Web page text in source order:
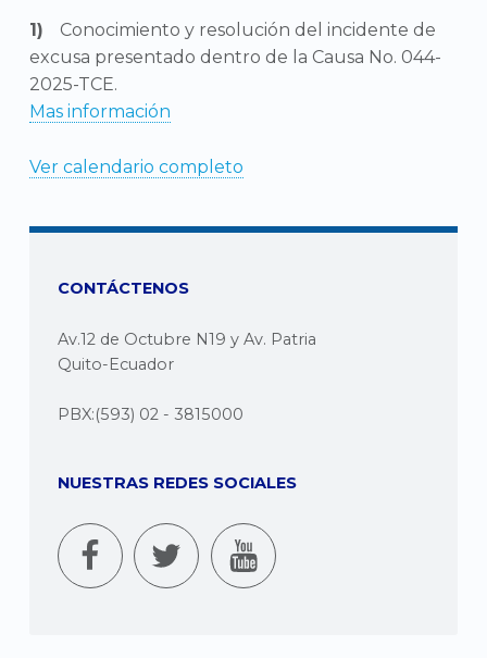
Conocimiento y resolución del incidente de
excusa presentado dentro de la Causa No. 044-
2025-TCE.
Mas información
Ver calendario completo
CONTÁCTENOS
Av.12 de Octubre N19 y Av. Patria
Quito-Ecuador
PBX:(593) 02 - 3815000
NUESTRAS REDES SOCIALES